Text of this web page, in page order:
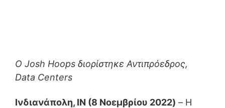
Ο Josh Hoops διορίστηκε Αντιπρόεδρος,
Data Centers
Ινδιανάπολη, IN (8 Νοεμβρίου 2022) – Η